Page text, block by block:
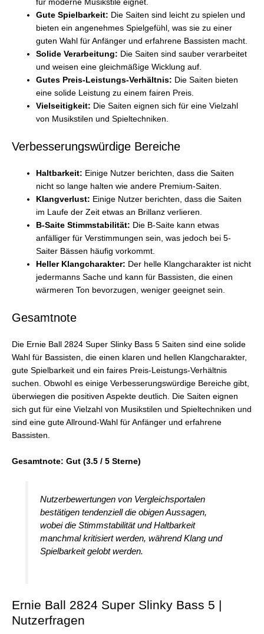
für moderne Musikstile eignet.
Gute Spielbarkeit: Die Saiten sind leicht zu spielen und
bieten ein angenehmes Spielgefühl, was sie zu einer
guten Wahl für Anfänger und erfahrene Bassisten macht.
Solide Verarbeitung: Die Saiten sind sauber verarbeitet
und weisen eine gleichmäßige Wicklung auf.
Gutes Preis-Leistungs-Verhältnis: Die Saiten bieten
eine solide Leistung zu einem fairen Preis.
Vielseitigkeit: Die Saiten eignen sich für eine Vielzahl
von Musikstilen und Spieltechniken.
Verbesserungswürdige Bereiche
Haltbarkeit: Einige Nutzer berichten, dass die Saiten
nicht so lange halten wie andere Premium-Saiten.
Klangverlust: Einige Nutzer berichten, dass die Saiten
im Laufe der Zeit etwas an Brillanz verlieren.
B-Saite Stimmstabilität: Die B-Saite kann etwas
anfälliger für Verstimmungen sein, was jedoch bei 5-
Saiter Bässen häufig vorkommt.
Heller Klangcharakter: Der helle Klangcharakter ist nicht
jedermanns Sache und kann für Bassisten, die einen
wärmeren Ton bevorzugen, weniger geeignet sein.
Gesamtnote
Die Ernie Ball 2824 Super Slinky Bass 5 Saiten sind eine solide
Wahl für Bassisten, die einen klaren und hellen Klangcharakter,
gute Spielbarkeit und ein faires Preis-Leistungs-Verhältnis
suchen. Obwohl es einige Verbesserungswürdige Bereiche gibt,
überwiegen die positiven Aspekte deutlich. Die Saiten eignen
sich gut für eine Vielzahl von Musikstilen und Spieltechniken und
sind eine gute Allround-Wahl für Anfänger und erfahrene
Bassisten.
Gesamtnote: Gut (3.5 / 5 Sterne)
Nutzerbewertungen von Vergleichsportalen
bestätigen tendenziell die obigen Aussagen,
wobei die Stimmstabilität und Haltbarkeit
manchmal kritisiert werden, während Klang und
Spielbarkeit gelobt werden.
Ernie Ball 2824 Super Slinky Bass 5 |
Nutzerfragen